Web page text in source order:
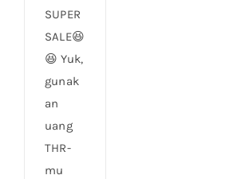
SUPER
SALE😆
😆 Yuk,
gunak
an
uang
THR-
mu